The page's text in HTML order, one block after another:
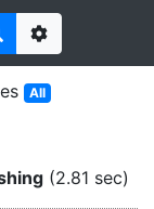
Options
All
(2.81 sec)